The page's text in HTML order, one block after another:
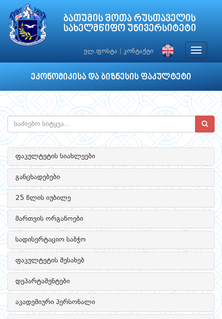
ბათუმის შოთა რუსთაველის
სახელმწიფო უნივერსიტეტი
ელ.ფოსტა კონტაქტი
Toggle
ეკონომიკისა და ბიზნესის ფაკულტეტი
ფაკულტეტის სიახლეები
განცხადებები
25 წლის იუბილე
მართვის ორგანოები
სადისერტაციო საბჭო
ფაკულტეტის შესახებ
დეპარტამენტები
აკადემიური პერსონალი